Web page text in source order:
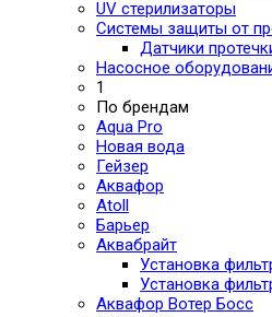
UV стерилизаторы
Системы защиты от
Датчики
Насосное
1
По брендам
Aqua Pro
Новая вода
Гейзер
Аквафор
Atoll
Барьер
Аквабрайт
Установка
Установка
Аквафор Вотер Босс